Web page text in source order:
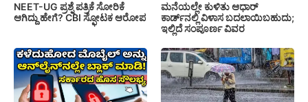
NEET-UG ಪ್ರಶ್ನೆ ಪತ್ರಿಕೆ ಸೋರಿಕೆ
ಆಗಿದ್ದು ಹೇಗೆ? CBI ಸ್ಫೋಟಕ ಆರೋಪ
ಮನೆಯಲ್ಲೇ ಕುಳಿತು ಆಧಾರ್
ಕಾರ್ಡ್‌ನಲ್ಲಿ ವಿಳಾಸ ಬದಲಾಯಿಬಹುದು;
ಇಲ್ಲಿದೆ ಸಂಪೂರ್ಣ ವಿವರ